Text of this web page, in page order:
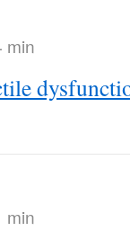
min
min